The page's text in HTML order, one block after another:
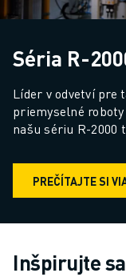
Séria R-
Líder v odvetví pre
priemyselné
našu sériu R-2000
PREČÍTAJTE SI
Inšpirujte sa